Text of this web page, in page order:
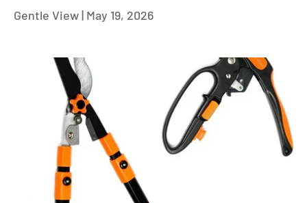
Gentle View | May 19, 2026